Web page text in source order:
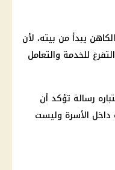
يبدأ من بيته، لأن
للخدمة والتعامل
رسالة تؤكد أن
الأسرة وليست